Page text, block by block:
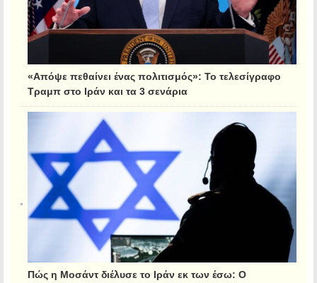
«Απόψε πεθαίνει ένας πολιτισμός»: Το τελεσίγραφο
Τραμπ στο Ιράν και τα 3 σενάρια
Πώς η Μοσάντ διέλυσε το Ιράν εκ των έσω: Ο